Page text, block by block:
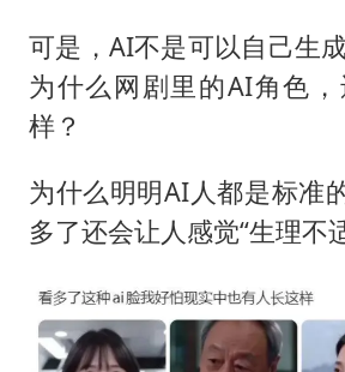
可是，AI不是可以自己生
为什么网剧里的AI角色
样？
为什么明明AI人都是标准
多了还会让人感觉“生理不